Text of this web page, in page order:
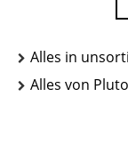
Alles in
Alles von